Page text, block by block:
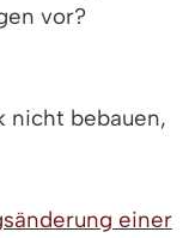
vor?
nicht bebauen,
einer